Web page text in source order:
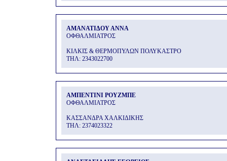
ΑΜΑΝΑΤΙΔΟΥ ΑΝΝΑ
ΟΦΘΑΛΜΙΑΤΡΟΣ
ΚΙΛΚΙΣ & ΘΕΡΜΟΠΥΛΩΝ ΠΟΛΥΚΑΣΤΡΟ
THΛ: 2343022700
ΑΜΠΕΝΤΙΝΙ ΡΟΥΖΜΠΕ
ΟΦΘΑΛΜΙΑΤΡΟΣ
ΚΑΣΣΑΝΔΡΑ ΧΑΛΚΙΔΙΚΗΣ
THΛ: 2374023322